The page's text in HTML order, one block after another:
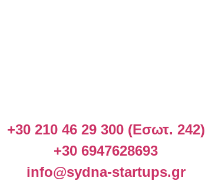
+30 210 46 29 300 (Εσωτ. 242)
+30 6947628693
info@sydna-startups.gr